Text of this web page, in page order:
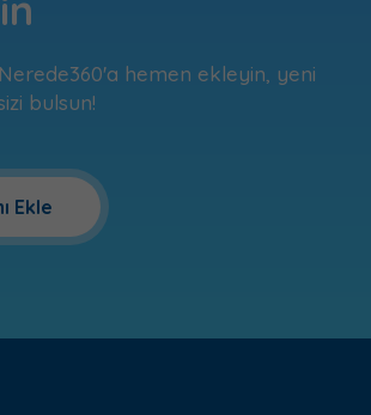
hemen ekleyin, yeni
bulsun!
Ekle